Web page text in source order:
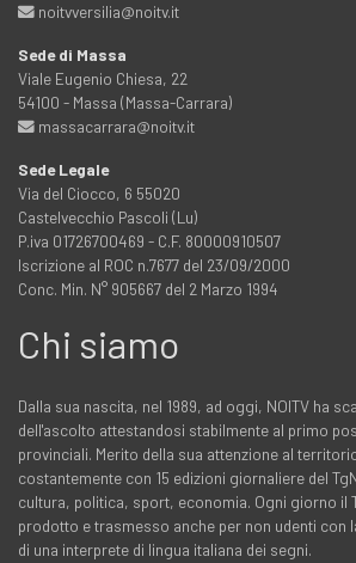
noitvversilia@noitv.it
Sede di Massa
Viale Eugenio Chiesa, 22
54100 - Massa (Massa-Carrara)
massacarrara@noitv.it
Sede Legale
Via del Ciocco, 6 55020
Castelvecchio Pascoli (Lu)
P.iva 01726700469 - C.F. 80000910507
Iscrizione al ROC n.7677 del 23/09/2000
Conc. Min. N° 905667 del 2 Marzo 1994
Chi siamo
Dalla sua nascita, nel 1989, ad oggi, NOITV ha
dell'ascolto attestandosi stabilmente al primo
provinciali. Merito della sua attenzione al
costantemente con 15 edizioni giornaliere del
cultura, politica, sport, economia. Ogni giorno il
prodotto e trasmesso anche per non udenti con
di una interprete di lingua italiana dei segni.